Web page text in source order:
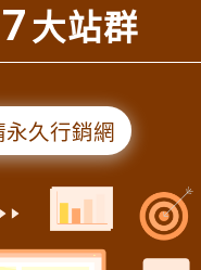
7大站群
久行銷網